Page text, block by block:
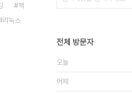
책
리눅스
전체 방문자
오늘
어제